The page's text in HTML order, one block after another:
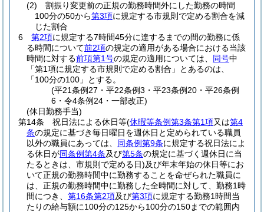
(2)
割振り変更前の正規の勤務時間外にした勤務の時間
100分の50から第3項に規定する市規則で定める割合を減
じた割合
6
第2項に規定する7時間45分に達するまでの間の勤務に係
る時間について前2項の規定の適用がある場合における当該
時間に対する前項第1号の規定の適用については、 同号中
「第1項に規定する市規則で定める割合」とあるのは、
「100分の100」とする。
(平21条例27・平22条例3・平23条例20・平26条例
6・令4条例24・一部改正)
(休日勤務手当)
第14条
祝日法による休日等(休暇等条例第3条第1項又は第4
条の規定に基づき毎日曜日を週休日と定められている職員
以外の職員にあっては、 同条例第9条に規定する祝日法によ
る休日が同条例第4条及び第5条の規定に基づく週休日に当
たるときは、市規則で定める日)及び年末年始の休日等にお
いて正規の勤務時間中に勤務することを命ぜられた職員に
は、正規の勤務時間中に勤務した全時間に対して、勤務1時
間につき、 第16条第2項及び第3項に規定する勤務1時間当
たりの給与額に100分の125から100分の150までの範囲内